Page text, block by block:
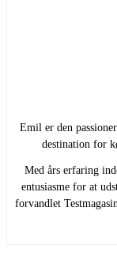
Emil er den
destination for
Med års erfaring
entusiasme for at
forvandlet